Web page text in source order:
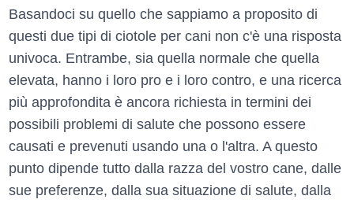
Basandoci su quello che sappiamo a proposito di
questi due tipi di ciotole per cani non c'è una risposta
univoca. Entrambe, sia quella normale che quella
elevata, hanno i loro pro e i loro contro, e una ricerca
più approfondita è ancora richiesta in termini dei
possibili problemi di salute che possono essere
causati e prevenuti usando una o l'altra. A questo
punto dipende tutto dalla razza del vostro cane, dalle
sue preferenze, dalla sua situazione di salute, dalla